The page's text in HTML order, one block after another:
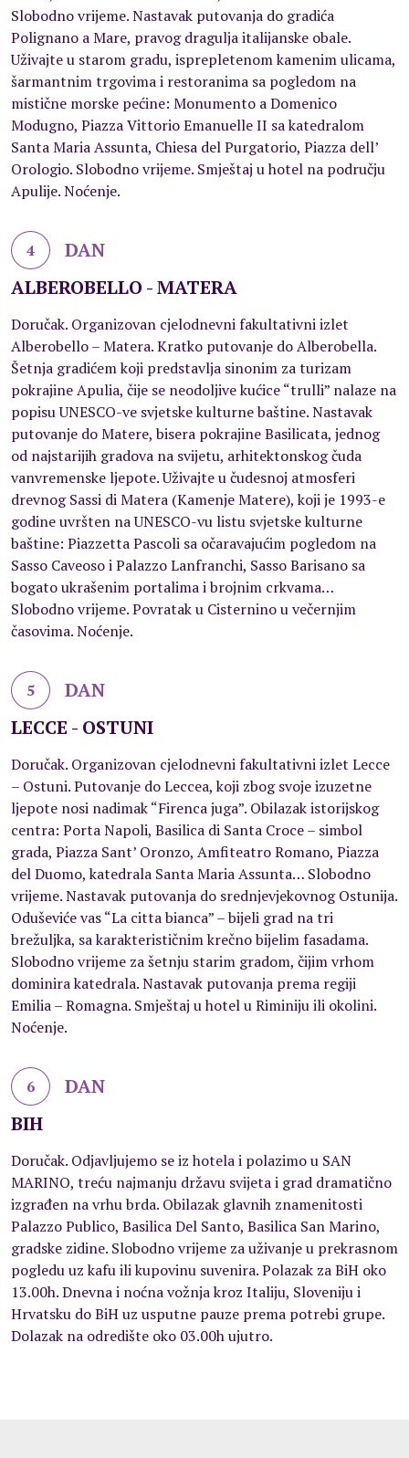
Slobodno vrijeme. Nastavak putovanja do gradića
Polignano a Mare, pravog dragulja italijanske obale.
Uživajte u starom gradu, isprepletenom kamenim ulicama,
šarmantnim trgovima i restoranima sa pogledom na
mistične morske pećine: Monumento a Domenico
Modugno, Piazza Vittorio Emanuelle II sa katedralom
Santa Maria Assunta, Chiesa del Purgatorio, Piazza dell’
Orologio. Slobodno vrijeme. Smještaj u hotel na području
Apulije. Noćenje.
4
DAN
ALBEROBELLO - MATERA
Doručak. Organizovan cjelodnevni fakultativni izlet
Alberobello – Matera. Kratko putovanje do Alberobella.
Šetnja gradićem koji predstavlja sinonim za turizam
pokrajine Apulia, čije se neodoljive kućice “trulli” nalaze na
popisu UNESCO-ve svjetske kulturne baštine. Nastavak
putovanje do Matere, bisera pokrajine Basilicata, jednog
od najstarijih gradova na svijetu, arhitektonskog čuda
vanvremenske ljepote. Uživajte u čudesnoj atmosferi
drevnog Sassi di Matera (Kamenje Matere), koji je 1993-e
godine uvršten na UNESCO-vu listu svjetske kulturne
baštine: Piazzetta Pascoli sa očaravajućim pogledom na
Sasso Caveoso i Palazzo Lanfranchi, Sasso Barisano sa
bogato ukrašenim portalima i brojnim crkvama…
Slobodno vrijeme. Povratak u Cisternino u večernjim
časovima. Noćenje.
5
DAN
LECCE - OSTUNI
Doručak. Organizovan cjelodnevni fakultativni izlet Lecce
– Ostuni. Putovanje do Leccea, koji zbog svoje izuzetne
ljepote nosi nadimak “Firenca juga”. Obilazak istorijskog
centra: Porta Napoli, Basilica di Santa Croce – simbol
grada, Piazza Sant’ Oronzo, Amfiteatro Romano, Piazza
del Duomo, katedrala Santa Maria Assunta… Slobodno
vrijeme. Nastavak putovanja do srednjevjekovnog Ostunija.
Oduševiće vas “La citta bianca” – bijeli grad na tri
brežuljka, sa karakterističnim krečno bijelim fasadama.
Slobodno vrijeme za šetnju starim gradom, čijim vrhom
dominira katedrala. Nastavak putovanja prema regiji
Emilia – Romagna. Smještaj u hotel u Riminiju ili okolini.
Noćenje.
6
DAN
BIH
Doručak. Odjavljujemo se iz hotela i polazimo u SAN
MARINO, treću najmanju državu svijeta i grad dramatično
izgrađen na vrhu brda. Obilazak glavnih znamenitosti
Palazzo Publico, Basilica Del Santo, Basilica San Marino,
gradske zidine. Slobodno vrijeme za uživanje u prekrasnom
pogledu uz kafu ili kupovinu suvenira. Polazak za BiH oko
13.00h. Dnevna i noćna vožnja kroz Italiju, Sloveniju i
Hrvatsku do BiH uz usputne pauze prema potrebi grupe.
Dolazak na odredište oko 03.00h ujutro.